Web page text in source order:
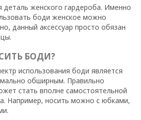
деталь женского гардероба. Именно
боди женское можно
данный аксессуар просто обязан
БОДИ?
использования боди является
обширным. Правильно
стать вполне самостоятельной
Например, носить можно с юбками,